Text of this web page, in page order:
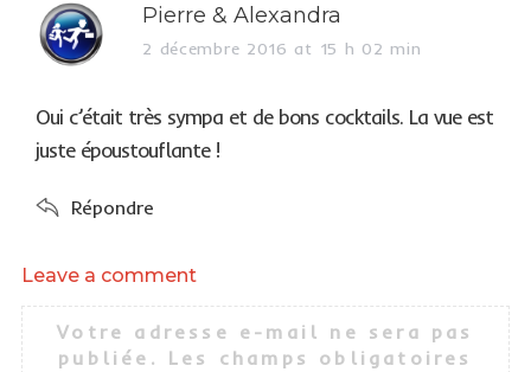
s
a
s
:
Pierre & Alexandra
2 décembre 2016 at 15 h 02 min
Oui c’était très sympa et de bons cocktails. La vue est
juste époustouflante !
Répondre
L
e
a
Leave a comment
Votre adresse e-mail ne sera pas
publiée.
Les champs obligatoires